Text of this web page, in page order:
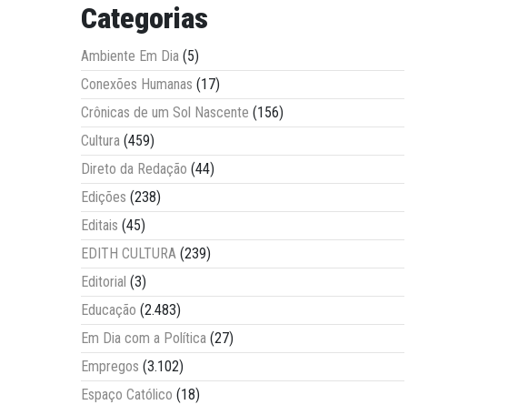
Categorias
Ambiente Em Dia (5)
Conexões Humanas (17)
Crônicas de um Sol Nascente (156)
Cultura (459)
Direto da Redação (44)
Edições (238)
Editais (45)
EDITH CULTURA (239)
Editorial (3)
Educação (2.483)
Em Dia com a Política (27)
Empregos (3.102)
Espaço Católico (18)